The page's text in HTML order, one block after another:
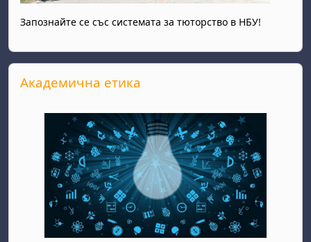
Запознайте се със системата за тюторство в НБУ!
Прескочи Академична етика
Академична етика